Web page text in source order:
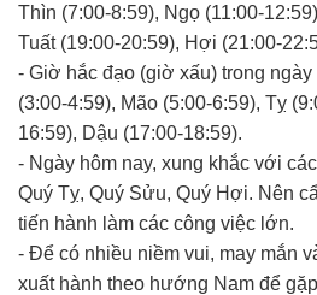
Thìn (7:00-8:59), Ngọ (11:00-
Tuất (19:00-20:59), Hợi (21:00-
- Giờ hắc đạo (giờ xấu) trong
(3:00-4:59), Mão (5:00-6:59), Tỵ
16:59), Dậu (17:00-18:59).
- Ngày hôm nay, xung khắc với
Quý Tỵ, Quý Sửu, Quý Hợi. Nên
tiến hành làm các công việc lớn.
- Để có nhiều niềm vui, may mắn
xuất hành theo hướng Nam để